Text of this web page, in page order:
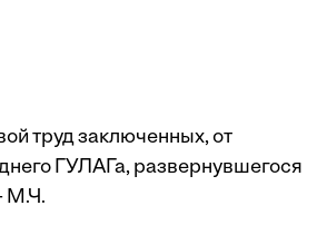
труд заключенных, от
ГУЛАГа, развернувшегося
М.Ч.